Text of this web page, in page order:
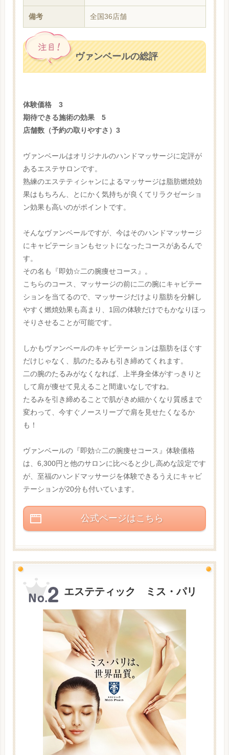
備考 全国36店舗
ヴァンベールの総評
体験価格 3
期待できる施術の効果 5
店舗数（予約の取りやすさ）3
ヴァンベールはオリジナルのハンドマッサージに定評が
あるエステサロンです。
熟練のエステティシャンによるマッサージは脂肪燃焼効
果はもちろん、とにかく気持ちが良くてリラクゼーショ
ン効果も高いのがポイントです。
そんなヴァンベールですが、今はそのハンドマッサージ
にキャビテーションもセットになったコースがあるんで
す。
その名も『即効☆二の腕痩せコース』。
こちらのコース、マッサージの前に二の腕にキャビテー
ションを当てるので、マッサージだけより脂肪を分解し
やすく燃焼効果も高まり、1回の体験だけでもかなりほっ
そりさせることが可能です。
しかもヴァンベールのキャビテーションは脂肪をほぐす
だけじゃなく、肌のたるみも引き締めてくれます。
二の腕のたるみがなくなれば、上半身全体がすっきりと
して肩が痩せて見えること間違いなしですね。
たるみを引き締めることで肌がきめ細かくなり質感まで
変わって、今すぐノースリーブで肩を見せたくなるか
も！
ヴァンベールの『即効☆二の腕痩せコース』体験価格
は、6,300円と他のサロンに比べると少し高めな設定です
が、至福のハンドマッサージを体験できるうえにキャビ
テーションが20分も付いています。
公式ページはこちら
エステティック ミス・パリ